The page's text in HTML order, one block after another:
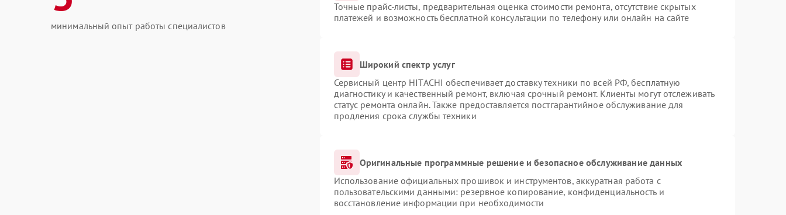
минимальный опыт работы специалистов
Точные прайс-листы, предварительная оценка стоимости ремонта, отсутствие скрытых
платежей и возможность бесплатной консультации по телефону или онлайн на сайте
Широкий спектр услуг
Сервисный центр HITACHI обеспечивает доставку техники по всей РФ, бесплатную
диагностику и качественный ремонт, включая срочный ремонт. Клиенты могут отслеживать
статус ремонта онлайн. Также предоставляется постгарантийное обслуживание для
продления срока службы техники
Оригинальные программные решение и безопасное обслуживание данных
Использование официальных прошивок и инструментов, аккуратная работа с
пользовательскими данными: резервное копирование, конфиденциальность и
восстановление информации при необходимости